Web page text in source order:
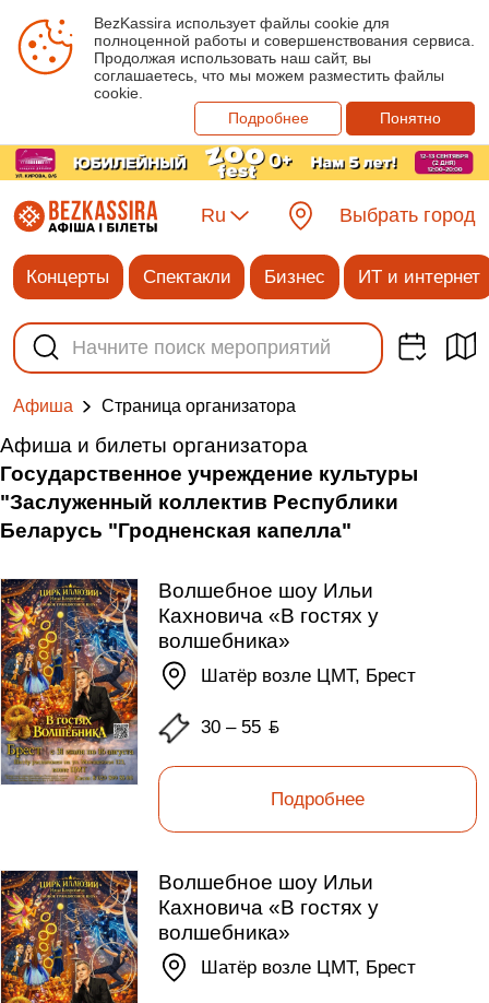
BezKassira использует файлы cookie для
полноценной работы и совершенствования сервиса.
Продолжая использовать наш сайт, вы
соглашаетесь, что мы можем разместить файлы
cookie.
Подробнее
Понятно
Ru Выбрать город
Концерты Спектакли Бизнес ИТ и интернет
Афиша Cтраница организатора
Афиша и билеты организатора
Государственное учреждение культуры
"Заслуженный коллектив Республики
Беларусь "Гродненская капелла"
Волшебное шоу Ильи
Кахновича «В гостях у
волшебника»
Шатёр возле ЦМТ, Брест
30 – 55ƃ
Подробнее
Волшебное шоу Ильи
Кахновича «В гостях у
волшебника»
Шатёр возле ЦМТ, Брест